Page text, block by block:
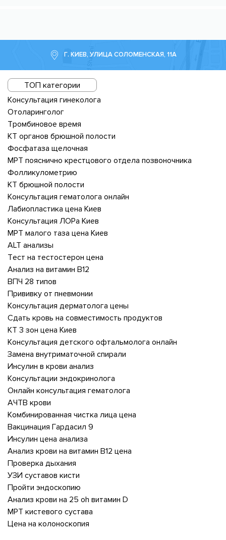
Г. КИЕВ, УЛИЦА СОЛОМЕНСКАЯ, 11А
ТОП категории
Консультация гинеколога
Отоларинголог
Тромбиновое время
КТ органов брюшной полости
Фосфатаза щелочная
МРТ пояснично крестцового отдела позвоночника
Фолликулометрию
КТ брюшной полости
Консультация гематолога онлайн
Лабиопластика цена Киев
Консультация ЛОРа Киев
МРТ малого таза цена Киев
ALT анализы
Тест на тестостерон цена
Анализ на витамин В12
ВПЧ 28 типов
Прививку от пневмонии
Консультация дерматолога цены
Сдать кровь на совместимость продуктов
КТ 3 зон цена Киев
Консультация детского офтальмолога онлайн
Замена внутриматочной спирали
Инсулин в крови анализ
Консультации эндокринолога
Онлайн консультация гематолога
АЧТВ крови
Комбинированная чистка лица цена
Вакцинация Гардасил 9
Инсулин цена анализа
Анализ крови на витамин В12 цена
Проверка дыхания
УЗИ суставов кисти
Пройти эндоскопию
Анализ крови на 25 oh витамин D
МРТ кистевого сустава
Цена на колоноскопия